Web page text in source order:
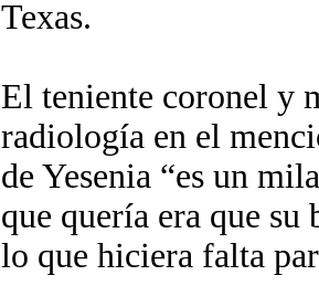
Texas.
El teniente coronel y
radiología en el
de Yesenia “es un
que quería era que
lo que hiciera falta